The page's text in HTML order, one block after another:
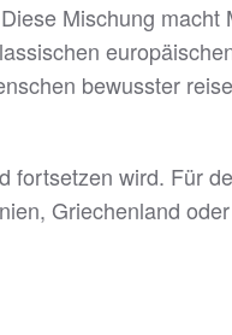
Mischung
bewusster
wird. Für
Griechenland